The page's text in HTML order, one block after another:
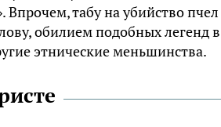
Впрочем, табу на убийство
обилием подобных легенд
этнические меньшинства.